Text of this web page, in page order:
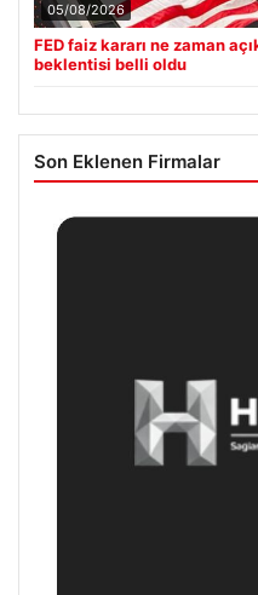
05/08/2026
FED faiz kararı ne zaman
beklentisi belli oldu
Son Eklenen Firmalar